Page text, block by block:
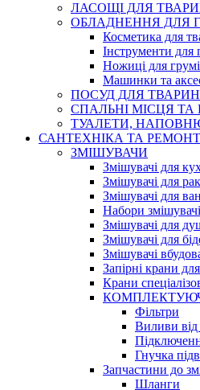
ЛАСОЩІ ДЛЯ
ОБЛАДНЕННЯ ДЛЯ
Косметика для
Інструменти для
Ножиці для
Машинки та
ПОСУД ДЛЯ ТВАРИН
СПАЛЬНІ МІСЦЯ
ТУАЛЕТИ,
САНТЕХНІКА ТА РЕМОНТ
ЗМІШУВАЧИ
Змішувачі для
Змішувачі для
Змішувачі для
Набори
Змішувачі для
Змішувачі для
Змішувачі
Запірні крани
Крани
Фільтри
Виливи від
Гнучка
Запчастини до
Шланги